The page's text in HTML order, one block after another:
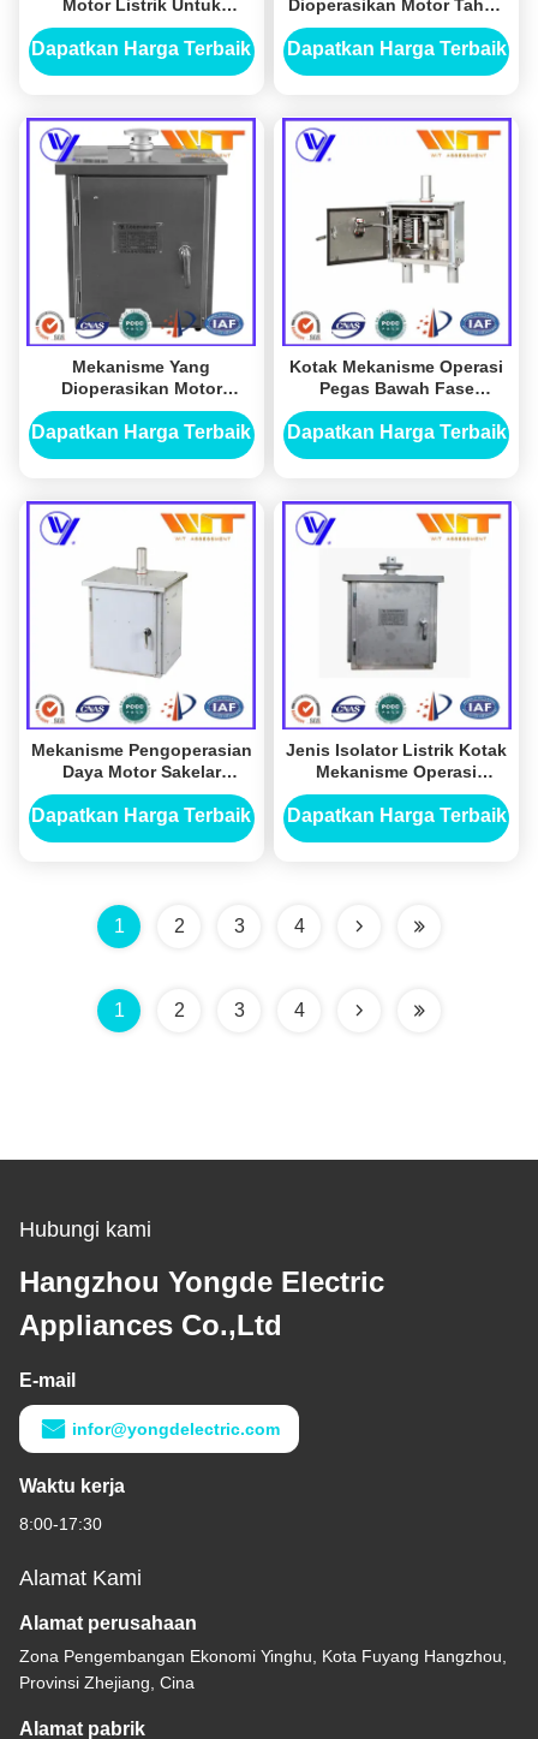
Motor Listrik Untuk
Pemutus MV Swich
Dapatkan Harga Terbaik
Dioperasikan Motor Tahan
Lama Power Driven
Cabinets Untuk Sakelar
Dapatkan Harga Terbaik
Mekanisme Yang
Dioperasikan Motor
Didorong untuk
Disconnector Dan Earth
Dapatkan Harga Terbaik
Kotak Mekanisme Operasi
Pegas Bawah Fase
Tunggal Motor Didorong
Tahan Air
Dapatkan Harga Terbaik
Mekanisme Pengoperasian
Daya Motor Sakelar
Pemutus Tiga Fasa
Dapatkan Harga Terbaik
Jenis Isolator Listrik Kotak
Mekanisme Operasi
Berbasis Motor
Dapatkan Harga Terbaik
1 2 3 4
1 2 3 4
Hubungi kami
Hangzhou Yongde Electric
Appliances Co.,Ltd
E-mail
infor@yongdelectric.com
Waktu kerja
8:00-17:30
Alamat Kami
Alamat perusahaan
Zona Pengembangan Ekonomi Yinghu, Kota Fuyang Hangzhou,
Provinsi Zhejiang, Cina
Alamat pabrik